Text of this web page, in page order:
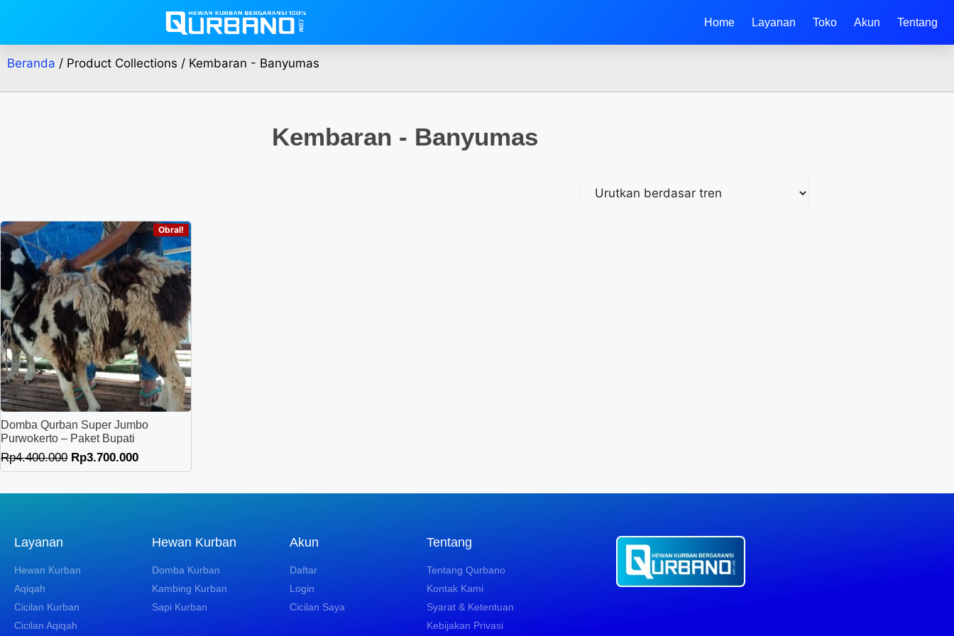
Home Layanan Toko Akun Tentang
Beranda / Product Collections / Kembaran - Banyumas
Kembaran - Banyumas
Obral!
Domba Qurban Super Jumbo
Purwokerto – Paket Bupati
Rp4.400.000 Rp3.700.000
Layanan
Hewan Kurban
Aqiqah
Cicilan Kurban
Cicilan Aqiqah
Hewan Kurban
Domba Kurban
Kambing Kurban
Sapi Kurban
Akun
Daftar
Login
Cicilan Saya
Tentang
Tentang Qurbano
Kontak Kami
Syarat & Ketentuan
Kebijakan Privasi